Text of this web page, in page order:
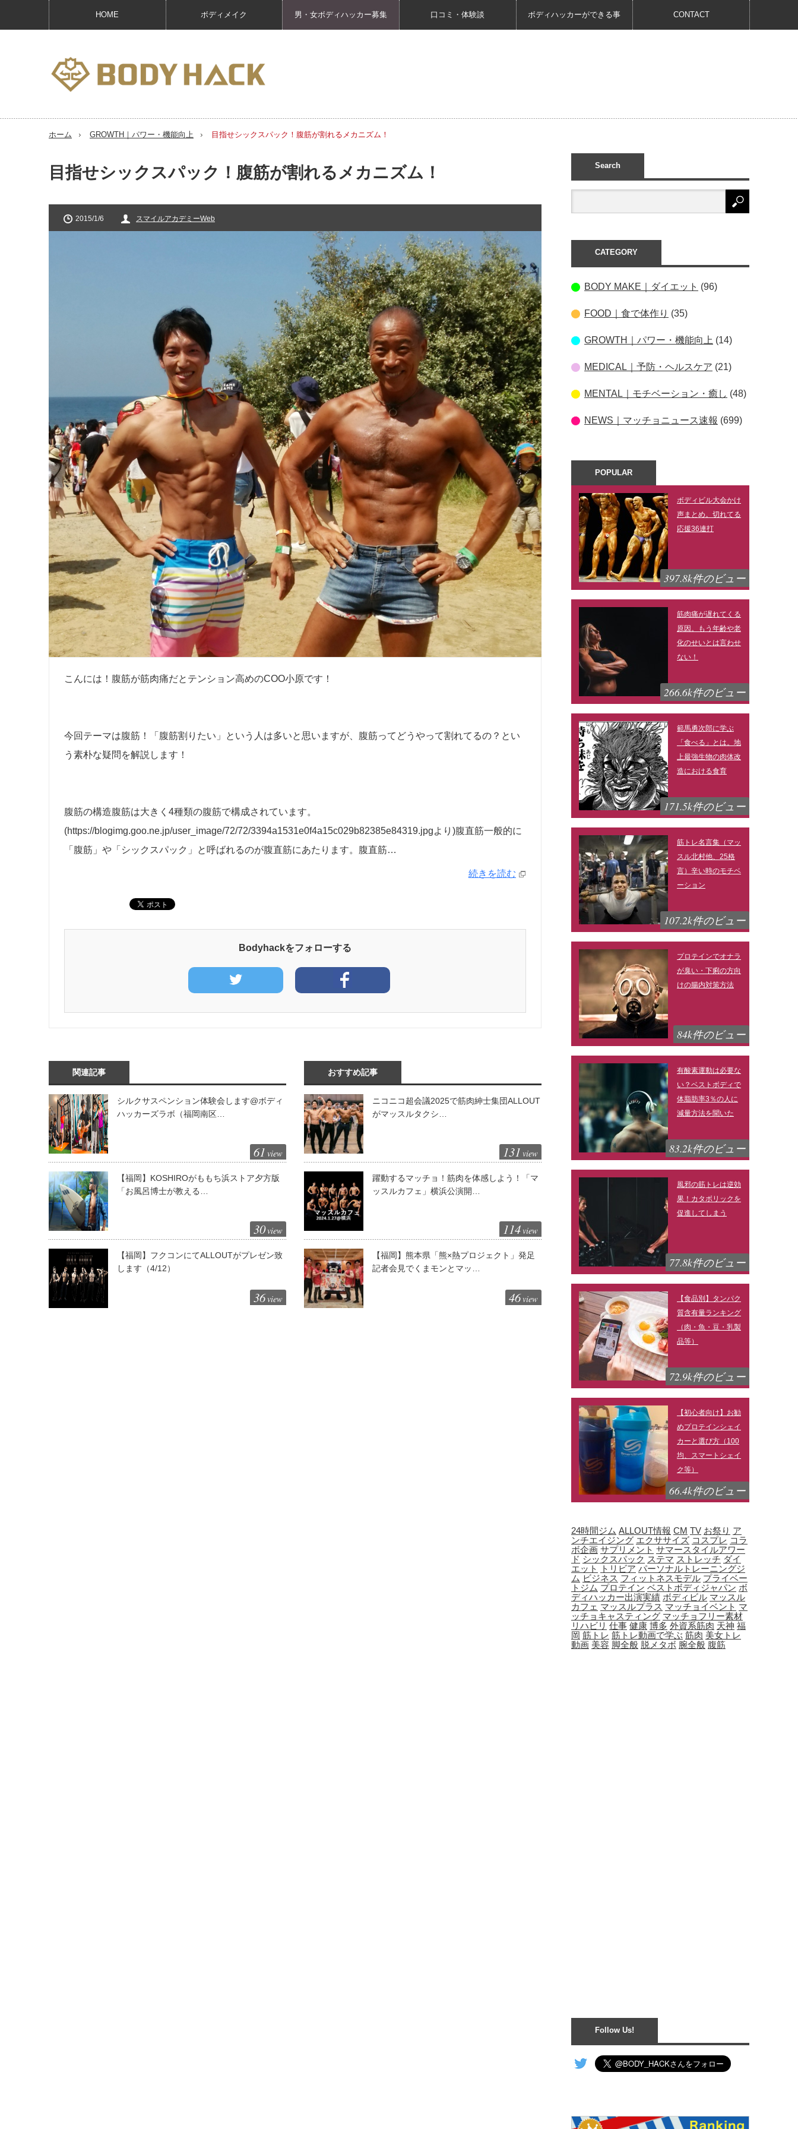
HOME ボディメイク 男・女ボディハッカー募集 口コミ・体験談 ボディハッカーができる事 CONTACT
ホーム GROWTH｜パワー・機能向上 目指せシックスパック！腹筋が割れるメカニズム！
目指せシックスパック！腹筋が割れるメカニズム！
2015/1/6 スマイルアカデミーWeb
こんには！腹筋が筋肉痛だとテンション高めのCOO小原です！
今回テーマは腹筋！「腹筋割りたい」という人は多いと思いますが、腹筋ってどうやって割れてるの？とい
う素朴な疑問を解説します！
腹筋の構造腹筋は大きく4種類の腹筋で構成されています。
(https://blogimg.goo.ne.jp/user_image/72/72/3394a1531e0f4a15c029b82385e84319.jpgより)腹直筋一般的に
「腹筋」や「シックスパック」と呼ばれるのが腹直筋にあたります。腹直筋…
続きを読む
Bodyhackをフォローする
関連記事
シルクサスペンション体験会します@ボディ
ハッカーズラボ（福岡南区…
61 view
【福岡】KOSHIROがももち浜ストア夕方版
「お風呂博士が教える…
30 view
【福岡】フクコンにてALLOUTがプレゼン致
します（4/12）
36 view
おすすめ記事
ニコニコ超会議2025で筋肉紳士集団ALLOUT
がマッスルタクシ…
131 view
躍動するマッチョ！筋肉を体感しよう！「マ
ッスルカフェ」横浜公演開…
114 view
【福岡】熊本県「熊×熱プロジェクト」発足
記者会見でくまモンとマッ…
46 view
Search
CATEGORY
BODY MAKE｜ダイエット (96)
FOOD｜食で体作り (35)
GROWTH｜パワー・機能向上 (14)
MEDICAL｜予防・ヘルスケア (21)
MENTAL｜モチベーション・癒し (48)
NEWS｜マッチョニュース速報 (699)
POPULAR
ボディビル大会かけ
声まとめ。切れてる
応援36連打
397.8k件のビュー
筋肉痛が遅れてくる
原因。もう年齢や老
化のせいとは言わせ
ない！
266.6k件のビュー
範馬勇次郎に学ぶ
「食べる」とは。地
上最強生物の肉体改
造における食育
171.5k件のビュー
筋トレ名言集（マッ
スル北村他、25格
言）辛い時のモチベ
ーション
107.2k件のビュー
プロテインでオナラ
が臭い・下痢の方向
けの腸内対策方法
84k件のビュー
有酸素運動は必要な
い？ベストボディで
体脂肪率3％の人に
減量方法を聞いた
83.2k件のビュー
風邪の筋トレは逆効
果！カタボリックを
促進してしまう
77.8k件のビュー
【食品別】タンパク
質含有量ランキング
（肉・魚・豆・乳製
品等）
72.9k件のビュー
【初心者向け】お勧
めプロテインシェイ
カーと選び方（100
均、スマートシェイ
ク等）
66.4k件のビュー
24時間ジム ALLOUT情報 CM TV お祭り ア
ンチエイジング エクササイズ コスプレ コラ
ボ企画 サプリメント サマースタイルアワー
ド シックスパック ステマ ストレッチ ダイ
エット
トリビア パーソナルトレーニングジ
ム ビジネス フィットネスモデル プライベー
トジム プロテイン ベストボディジャパン ボ
ディハッカー出演実績 ボディビル マッスル
カフェ マッスルプラス マッチョイベント マ
ッチョキャスティング マッチョフリー素材
リハビリ 仕事 健康 博多 外資系筋肉 天神 福
岡 筋トレ 筋トレ動画で学ぶ 筋肉 美女トレ
動画 美容 脚全般 脱メタボ 腕全般 腹筋
Follow Us!